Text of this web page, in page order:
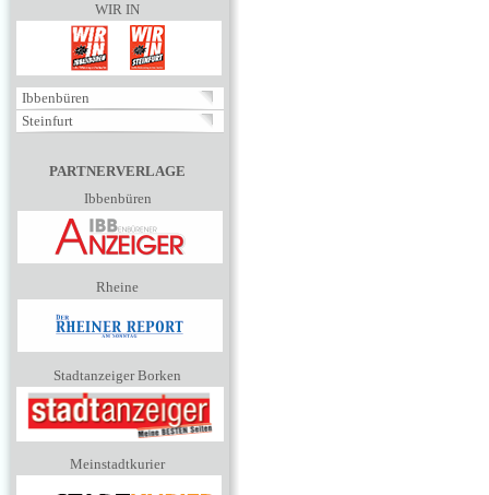
WIR IN
Ibbenbüren
Steinfurt
PARTNERVERLAGE
Ibbenbüren
Rheine
Stadtanzeiger Borken
Meinstadtkurier